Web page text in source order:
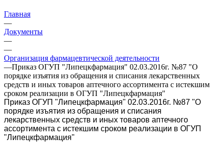
Главная
—
Документы
—
—
Организация фармацевтической деятельности
—Приказ ОГУП "Липецкфармация" 02.03.2016г. №87 "О
порядке изъятия из обращения и списания лекарственных
средств и иных товаров аптечного ассортимента с истекшим
сроком реализации в ОГУП "Липецкфармация"
Приказ ОГУП "Липецкфармация" 02.03.2016г. №87 "О
порядке изъятия из обращения и списания
лекарственных средств и иных товаров аптечного
ассортимента с истекшим сроком реализации в ОГУП
"Липецкфармация"